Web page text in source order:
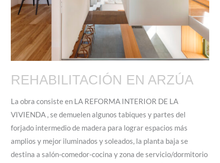
REHABILITACIÓN EN ARZÚA
La obra consiste en LA REFORMA INTERIOR DE LA
VIVIENDA , se demuelen algunos tabiques y partes del
forjado intermedio de madera para lograr espacios más
amplios y mejor iluminados y soleados, la planta baja se
destina a salón-comedor-cocina y zona de servicio/dormitorio